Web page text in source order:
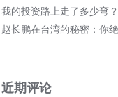
近期评论